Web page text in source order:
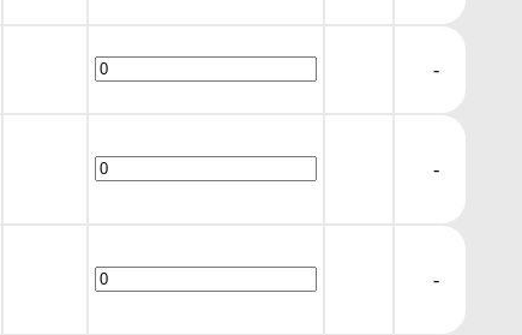
-
-
-